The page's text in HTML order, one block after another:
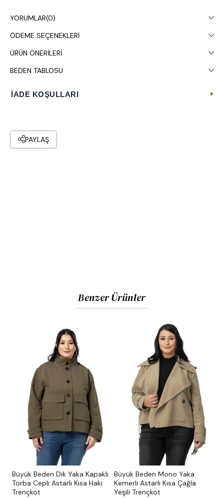
YORUMLAR(0)
ÖDEME SEÇENEKLERI
ÜRÜN ÖNERILERI
BEDEN TABLOSU
İADE KOŞULLARI ▾
PAYLAŞ
Benzer Ürünler
Büyük Beden Dik Yaka Kapaklı
Torba Cepli Astarlı Kısa Haki
Trençkot
Büyük Beden Mono Yaka
Kemerli Astarlı Kısa Çağla
Yeşili Trençkot